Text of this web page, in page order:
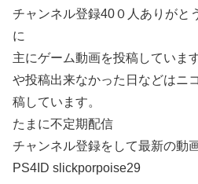
チャンネル登録40０人ありがと
に
主にゲーム動画を投稿していま
や投稿出来なかった日などはニ
稿しています。
たまに不定期配信
チャンネル登録をして最新の動
PS4ID slickporpoise29